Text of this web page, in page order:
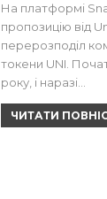
На платформі
пропозицію від
перерозподіл
токени UNI.
року, і наразі…
ЧИТАТИ